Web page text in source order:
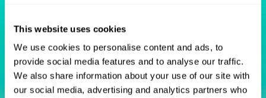
This website uses cookies
We use cookies to personalise content and ads, to
provide social media features and to analyse our traffic.
We also share information about your use of our site with
our social media, advertising and analytics partners who